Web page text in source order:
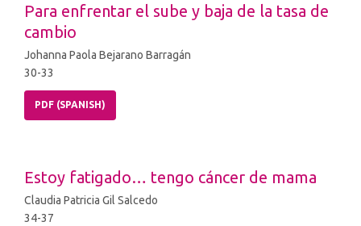
Para enfrentar el sube y baja de la tasa de
cambio
Johanna Paola Bejarano Barragán
30-33
PDF (SPANISH)
Estoy fatigado… tengo cáncer de mama
Claudia Patricia Gil Salcedo
34-37